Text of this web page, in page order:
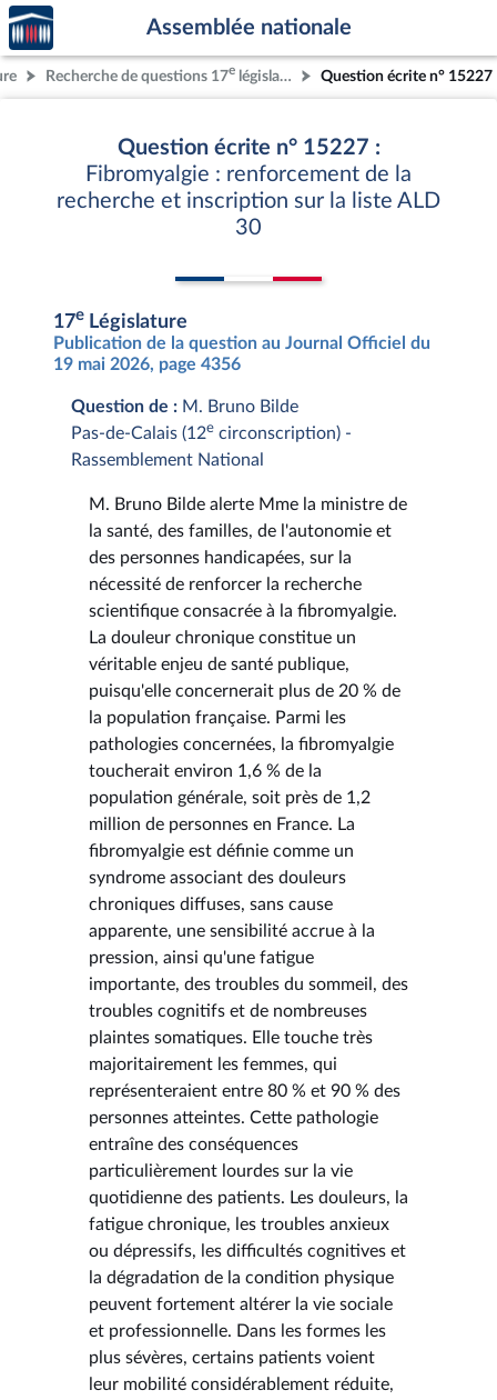
Aller au contenu
Aller en bas de la page
Accèder
à la
page
d'accueil
Assemblée nationale
Recherche de questions 17e législature Question écrite n° 15227
Question écrite n° 15227 :
Fibromyalgie : renforcement de la
recherche et inscription sur la liste ALD
30
17e Législature
Publication de la question au Journal Officiel du
19 mai 2026, page 4356
Question de : M. Bruno Bilde
Pas-de-Calais (12e circonscription) -
Rassemblement National
M. Bruno Bilde alerte Mme la ministre de
la santé, des familles, de l'autonomie et
des personnes handicapées, sur la
nécessité de renforcer la recherche
scientifique consacrée à la fibromyalgie.
La douleur chronique constitue un
véritable enjeu de santé publique,
puisqu'elle concernerait plus de 20 % de
la population française. Parmi les
pathologies concernées, la fibromyalgie
toucherait environ 1,6 % de la
population générale, soit près de 1,2
million de personnes en France. La
fibromyalgie est définie comme un
syndrome associant des douleurs
chroniques diffuses, sans cause
apparente, une sensibilité accrue à la
pression, ainsi qu'une fatigue
importante, des troubles du sommeil, des
troubles cognitifs et de nombreuses
plaintes somatiques. Elle touche très
majoritairement les femmes, qui
représenteraient entre 80 % et 90 % des
personnes atteintes. Cette pathologie
entraîne des conséquences
particulièrement lourdes sur la vie
quotidienne des patients. Les douleurs, la
fatigue chronique, les troubles anxieux
ou dépressifs, les difficultés cognitives et
la dégradation de la condition physique
peuvent fortement altérer la vie sociale
et professionnelle. Dans les formes les
plus sévères, certains patients voient
leur mobilité considérablement réduite,